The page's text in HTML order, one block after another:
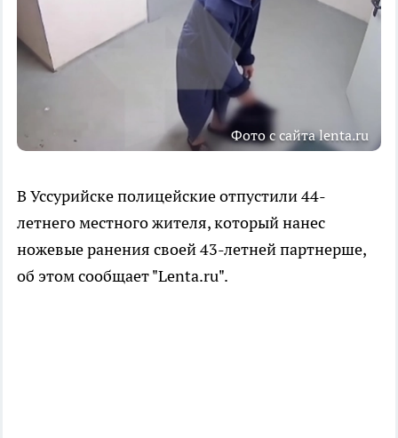
Фото с сайта lenta.ru
В Уссурийске полицейские отпустили 44-
летнего местного жителя, который нанес
ножевые ранения своей 43-летней партнерше,
об этом сообщает "Lenta.ru".